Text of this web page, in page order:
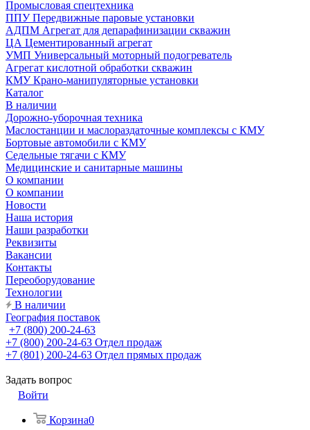
Промысловая спецтехника
ППУ Передвижные паровые установки
АДПМ Агрегат для депарафинизации скважин
ЦА Цементированный агрегат
УМП Универсальный моторный подогреватель
Агрегат кислотной обработки скважин
КМУ Крано-манипуляторные установки
Каталог
В наличии
Дорожно-уборочная техника
Маслостанции и маслораздаточные комплексы с КМУ
Бортовые автомобили с КМУ
Седельные тягачи с КМУ
Медицинские и санитарные машины
О компании
О компании
Новости
Наша история
Наши разработки
Реквизиты
Вакансии
Контакты
Переоборудование
Технологии
В наличии
География поставок
+7 (800) 200-24-63
+7 (800) 200-24-63 Отдел продаж
+7 (801) 200-24-63 Отдел прямых продаж
Задать вопрос
Войти
Корзина0